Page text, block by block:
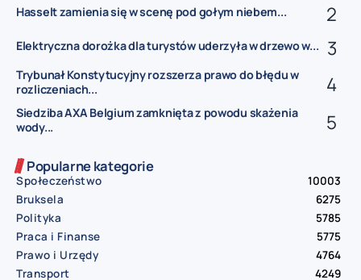
Hasselt zamienia się w scenę pod gołym niebem...
Elektryczna dorożka dla turystów uderzyła w drzewo w...
Trybunał Konstytucyjny rozszerza prawo do błędu w
rozliczeniach...
Siedziba AXA Belgium zamknięta z powodu skażenia
wody...
Popularne kategorie
Społeczeństwo
10003
Bruksela
6275
Polityka
5785
Praca i Finanse
5775
Prawo i Urzędy
4764
Transport
4249